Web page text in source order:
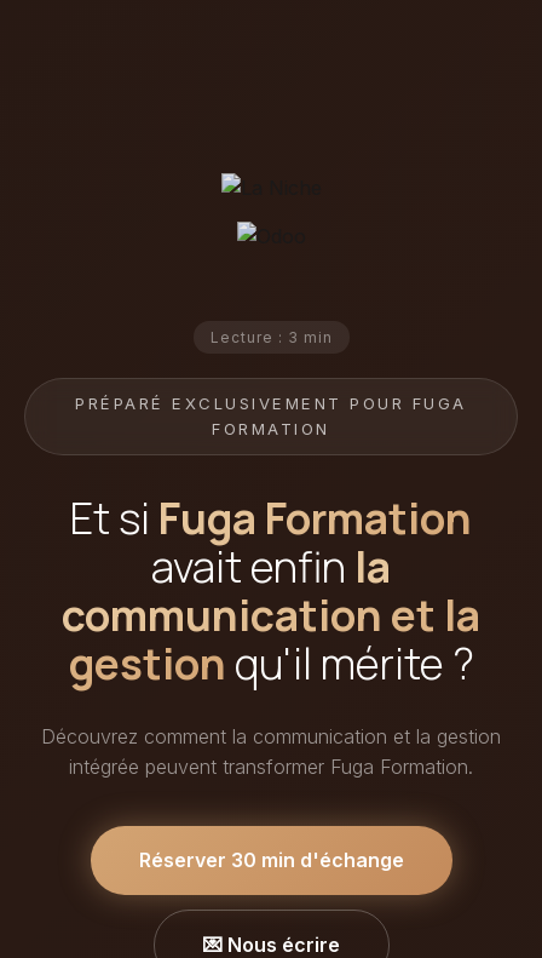
Lecture : 3 min
PRÉPARÉ EXCLUSIVEMENT POUR FUGA
FORMATION
Et si Fuga Formation
avait enfin la
communication et la
gestion qu'il mérite ?
Découvrez comment la communication et la gestion
intégrée peuvent transformer Fuga Formation.
Réserver 30 min d'échange
💌 Nous écrire